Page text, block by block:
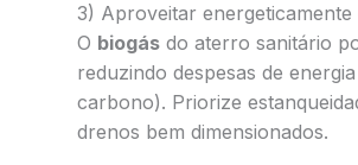
3) Aproveitar energeticamente
O biogásdo aterro sanitário
reduzindo despesas de
carbono). Priorize
drenos bem dimensionados.